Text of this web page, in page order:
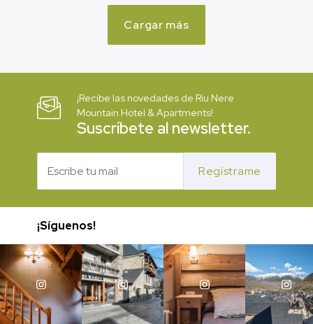
Cargar más
¡Recibe las novedades de Riu Nere
Mountain Hotel & Apartments!
Suscríbete al newsletter.
Regístrame
¡Síguenos!